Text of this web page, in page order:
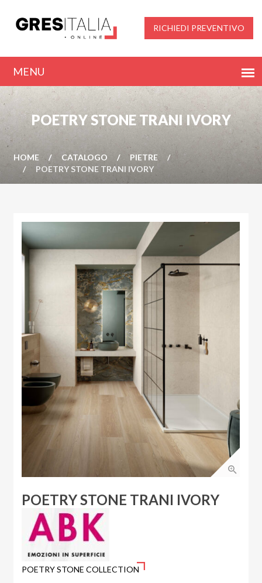
RICHIEDI PREVENTIVO
POETRY STONE TRANI IVORY
HOME CATALOGO
PIETRE
POETRY STONE TRANI IVORY
POETRY STONE TRANI IVORY
POETRY STONE COLLECTION